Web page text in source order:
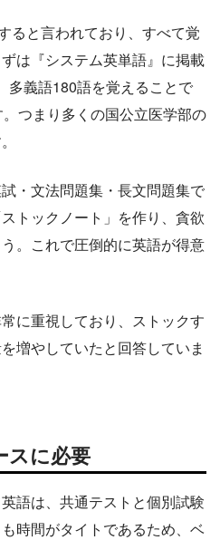
ると言われており、すべて覚
は『システム英単語』に掲載
多義語180語を覚えることで
つまり多くの国公立医学部の
・文法問題集・長文問題集で
トックノート」を作り、貪欲
。これで圧倒的に英語が得意
に重視しており、ストックす
増やしていたと回答していま
スに必要
語は、共通テストと個別試験
時間がタイトであるため、ベ